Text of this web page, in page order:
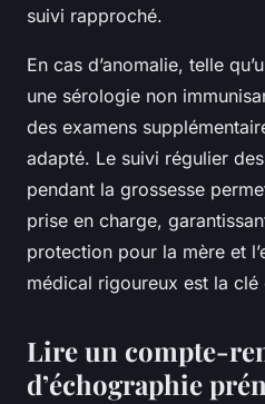
suivi rapproché.
En cas d’anomalie, telle
une sérologie non
des examens
adapté. Le suivi régulier
pendant la grossesse
prise en charge,
protection pour la mère et
médical rigoureux est la clé
Lire un compte-
d’échographie